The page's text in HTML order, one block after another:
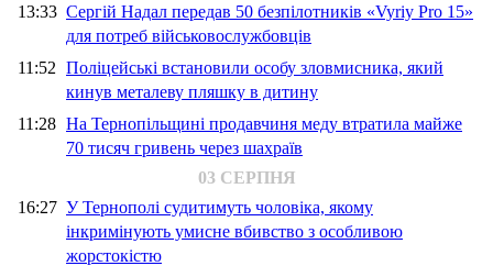
13:33 Сергій Надал передав 50 безпілотників «Vyriy Pro 15»
для потреб військовослужбовців
11:52 Поліцейські встановили особу зловмисника, який
кинув металеву пляшку в дитину
11:28 На Тернопільщині продавчиня меду втратила майже
70 тисяч гривень через шахраїв
03 СЕРПНЯ
16:27 У Тернополі судитимуть чоловіка, якому
інкримінують умисне вбивство з особливою
жорстокістю